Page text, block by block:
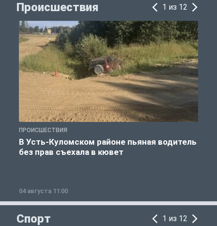
Происшествия 1 из 12
ПРОИСШЕСТВИЯ
В Усть-Куломском районе пьяная водитель
без прав съехала в кювет
04 августа 11:00
Спорт 1 из 12